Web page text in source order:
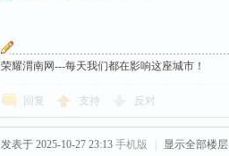
荣耀渭南网---每天我们都在影响这座城市！
回复 支持 反对
发表于 2025-10-27 23:13 手机版 显示全部楼层